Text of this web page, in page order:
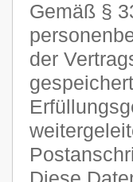
Gemäß §
der